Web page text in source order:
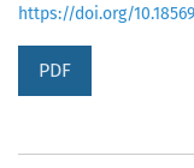
https://doi.org/
PDF